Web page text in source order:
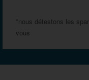
*nous détestons les
vous